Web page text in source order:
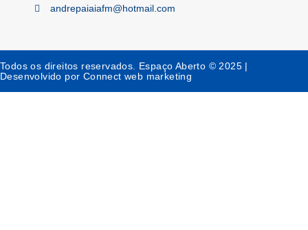
andrepaiaiafm@hotmail.com
Todos os direitos reservados. Espaço Aberto © 2025 |
Desenvolvido por Connect web marketing